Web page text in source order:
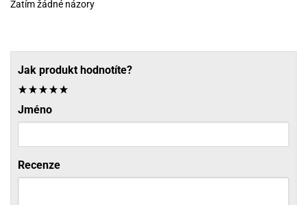
Zatím žádné názory
Jak produkt hodnotíte?
Jméno
Recenze